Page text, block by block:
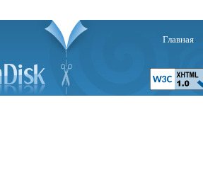
Главная